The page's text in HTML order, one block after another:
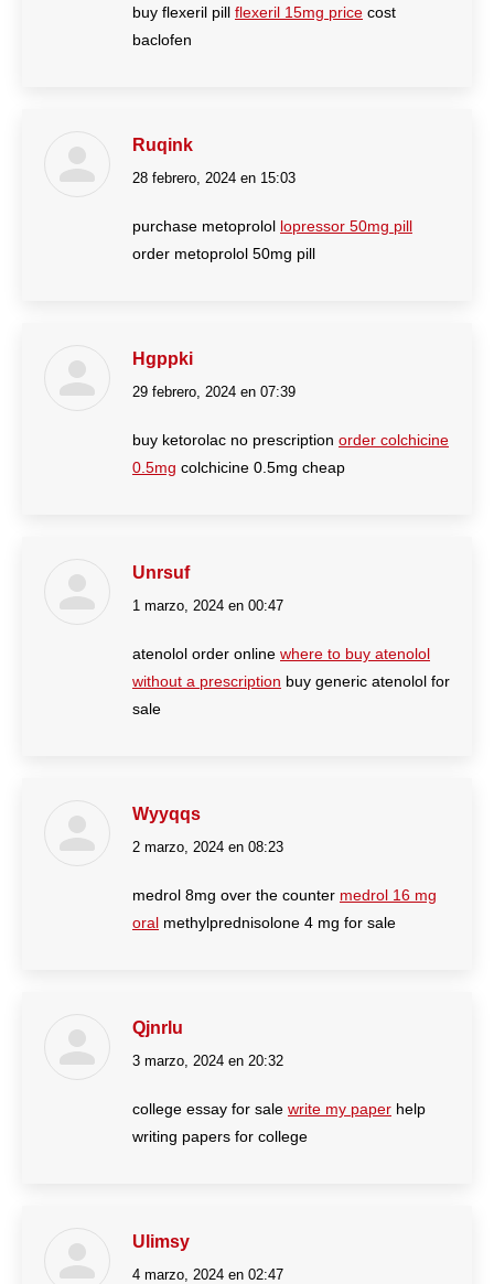
buy flexeril pill flexeril 15mg price cost
baclofen
Ruqink
dice:
28 febrero, 2024 en 15:03
purchase metoprolol lopressor 50mg pill
order metoprolol 50mg pill
Hgppki
dice:
29 febrero, 2024 en 07:39
buy ketorolac no prescription order colchicine
0.5mg colchicine 0.5mg cheap
Unrsuf
dice:
1 marzo, 2024 en 00:47
atenolol order online where to buy atenolol
without a prescription buy generic atenolol for
sale
Wyyqqs
dice:
2 marzo, 2024 en 08:23
medrol 8mg over the counter medrol 16 mg
oral methylprednisolone 4 mg for sale
Qjnrlu
dice:
3 marzo, 2024 en 20:32
college essay for sale write my paper help
writing papers for college
Ulimsy
dice:
4 marzo, 2024 en 02:47